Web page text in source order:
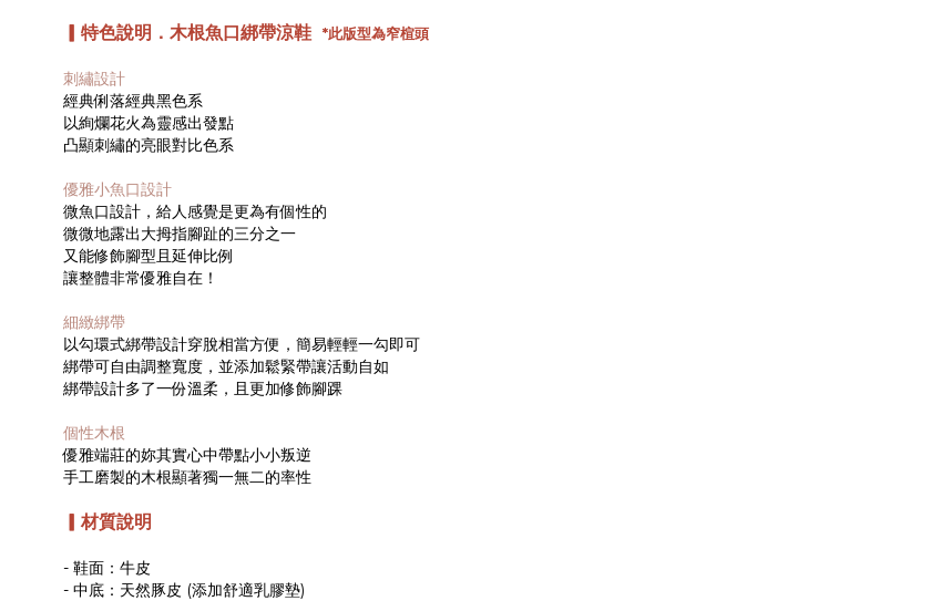
▎ 特色說明 ． 木根魚口綁帶涼鞋 *此版型為窄楦頭
刺繡設計
經典俐落經典黑色系
以絢爛花火為靈感出發點
凸顯刺繡的亮眼對比色系
優雅小魚口設計
微魚口設計，給人感覺是更為有個性的
微微地露出大拇指腳趾的三分之一
又能修飾腳型且延伸比例
讓整體非常優雅自在！
細緻綁帶
以勾環式綁帶設計穿脫相當方便，簡易輕輕一勾即可
綁帶可自由調整寬度，並添加鬆緊帶讓活動自如
綁帶設計多了一份溫柔，且更加修飾腳踝
個性木根
優雅端莊的妳其實心中帶點小小叛逆
手工磨製的木根顯著獨一無二的率性
▎ 材質說明
- 鞋面：牛皮
- 中底：天然豚皮 (添加舒適乳膠墊)